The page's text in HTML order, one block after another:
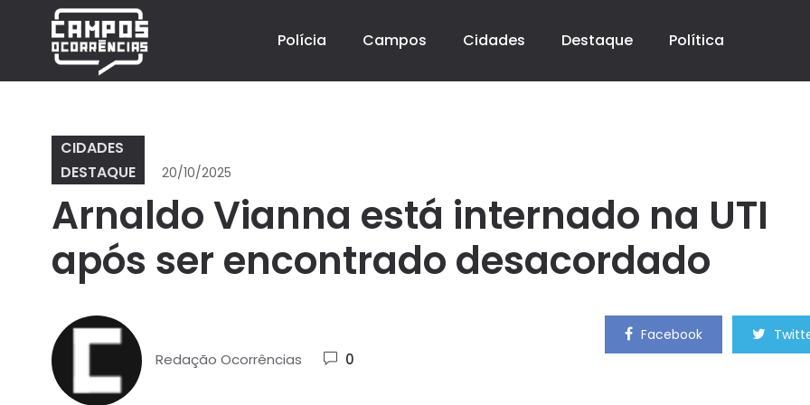
Polícia Campos Cidades Destaque Política
CIDADES
DESTAQUE
20/10/2025
Arnaldo Vianna está internado na UTI
após ser encontrado desacordado
Redação Ocorrências 0
Facebook